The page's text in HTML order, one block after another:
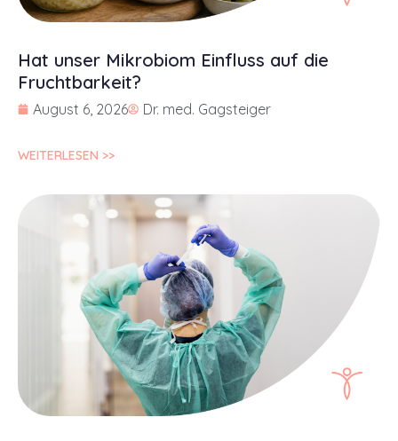
Hat unser Mikrobiom Einfluss auf die
Fruchtbarkeit?
August 6, 2026 Dr. med. Gagsteiger
WEITERLESEN >>